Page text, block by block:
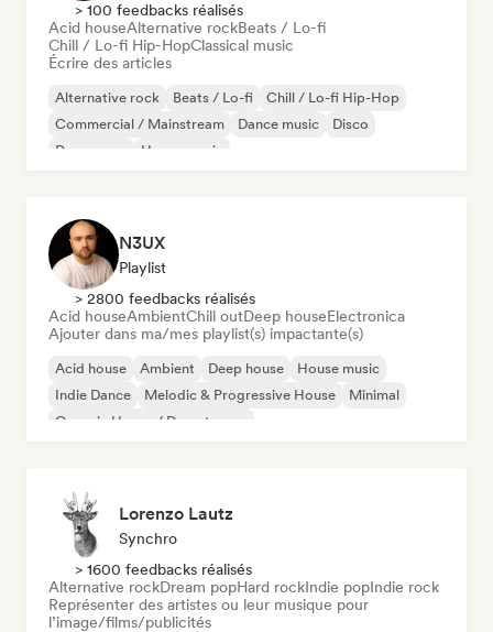
> 100 feedbacks réalisés
Acid houseAlternative rockBeats / Lo-fi
Chill / Lo-fi Hip-HopClassical music
Écrire des articles
Alternative rock Beats / Lo-fi
Chill / Lo-fi Hip-Hop
Commercial / Mainstream
Dance music
Disco
Dream pop
House music
N3UX
Playlist
> 2800 feedbacks réalisés
Acid houseAmbientChill outDeep houseElectronica
Ajouter dans ma/mes playlist(s) impactante(s)
Acid house Ambient Deep house
House music
Indie Dance
Melodic & Progressive House
Minimal
Organic House / Downtempo
Lorenzo Lautz
Synchro
> 1600 feedbacks réalisés
Alternative rockDream popHard rockIndie popIndie rock
Représenter des artistes ou leur musique pour
l’image/films/publicités